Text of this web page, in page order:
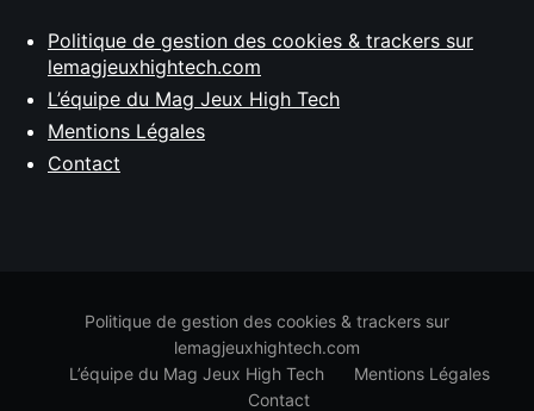
Politique de gestion des cookies & trackers sur
lemagjeuxhightech.com
L’équipe du Mag Jeux High Tech
Mentions Légales
Contact
Politique de gestion des cookies & trackers sur
lemagjeuxhightech.com
L’équipe du Mag Jeux High Tech
Mentions Légales
Contact